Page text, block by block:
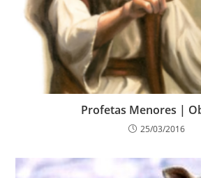
Profetas Menores |
25/03/2016